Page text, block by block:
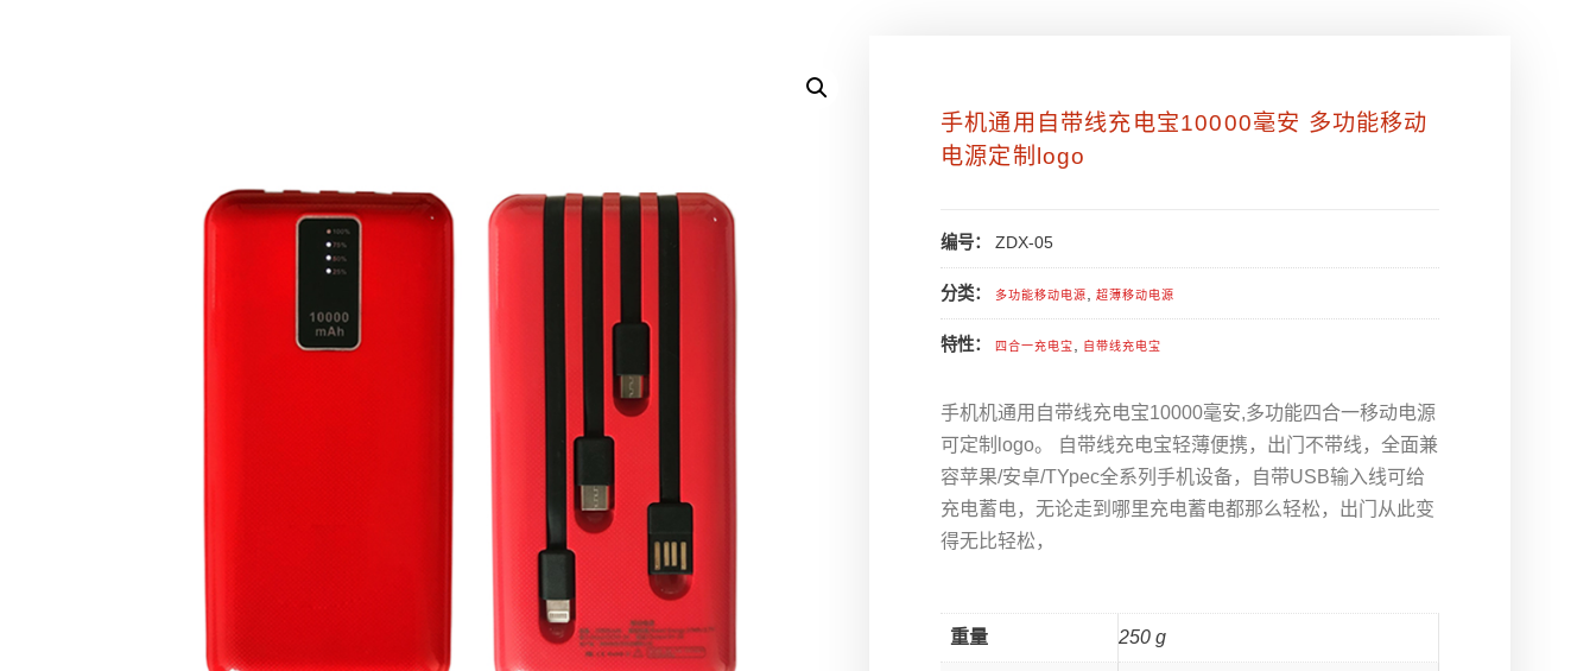
手机通用自带线充电宝10000毫安 多功能移动
电源定制logo
编号： ZDX-05
分类： 多功能移动电源 超薄移动电源
特性： 四合一充电宝 自带线充电宝
手机机通用自带线充电宝10000毫安,多功能四合一移动电源
可定制logo。 自带线充电宝轻薄便携，出门不带线，全面兼
容苹果/安卓/TYpec全系列手机设备，自带USB输入线可给
充电蓄电，无论走到哪里充电蓄电都那么轻松，出门从此变
得无比轻松，
重量 250 g